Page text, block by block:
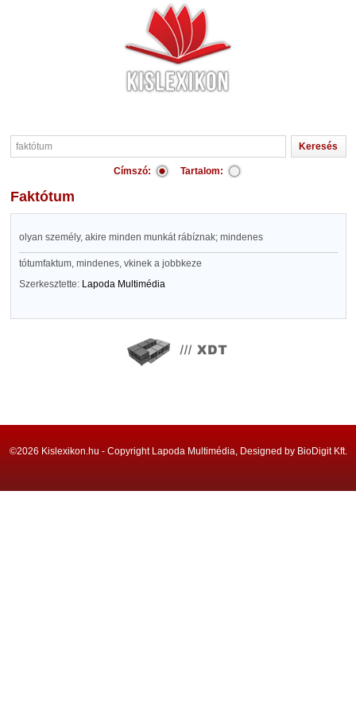
Címszó: Tartalom:
faktótum
olyan személy, akire minden munkát rábíznak; mindenes
tótumfaktum, mindenes, vkinek a jobbkeze
Szerkesztette: Lapoda Multimédia
©2026 Kislexikon.hu - Copyright Lapoda Multimédia, Designed by BioDigit Kft.